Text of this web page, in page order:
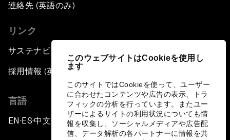
このウェブサイトはCookieを使用し
ます
このサイトではCookieを使って、ユーザー
に合わせたコンテンツや広告の表示、トラ
フィックの分析を行っています。またユー
ザーによるサイトの利用状況についても情
報を収集し、ソーシャルメディアや広告配
信、データ解析の各パートナーに情報を共
連絡先 (英語のみ)
リンク
サステナビリティへの取り組み
採用情報 (英語のみ)
言語
EN ▪ ES▪中文▪ 日本語